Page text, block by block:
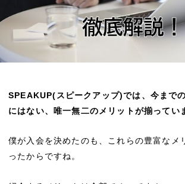
SPEAKUP(スピークアップ)では、今まで
にはない、唯一無二のメリットが揃ってい
僕が入会を決めたのも、これらの豊富なメ
ったからですね。